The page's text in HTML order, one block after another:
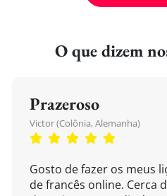
O que dizem
Prazeroso
Victor (Colônia, Alemanha)
Gosto de fazer os meus
de francês online. Cerca